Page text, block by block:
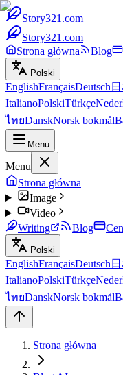
Story321.com
Story321.com
Strona główna
Blog
Polski
EnglishFrançaisDeutsch
ItalianoPolskiTürkçe
ไทยDanskNorsk bokmål
Menu
Menu
Strona główna
Image
Video
Writing
Blog
Polski
EnglishFrançaisDeutsch
ItalianoPolskiTürkçe
ไทยDanskNorsk bokmål
Strona główna